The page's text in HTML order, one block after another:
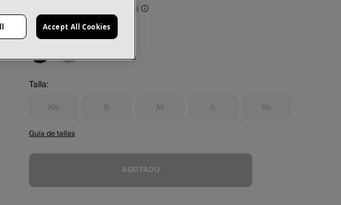
Color:Negro
Talla:
XS
S M L XL
Guía de tallas
AGOTADO
Accept All Cookies